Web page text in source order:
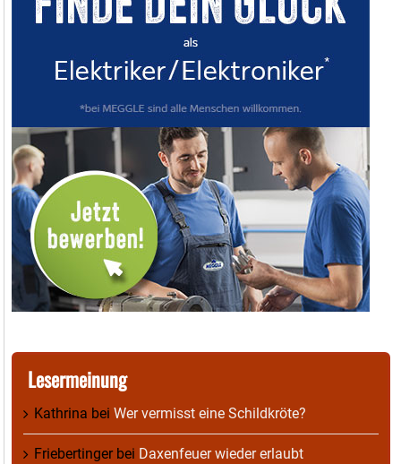
Lesermeinung
Kathrina bei Wer vermisst eine Schildkröte?
Friebertingerbei Daxenfeuer wieder erlaubt